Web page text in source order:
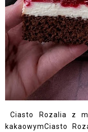
Ciasto Rozalia z
kakaowymCiasto